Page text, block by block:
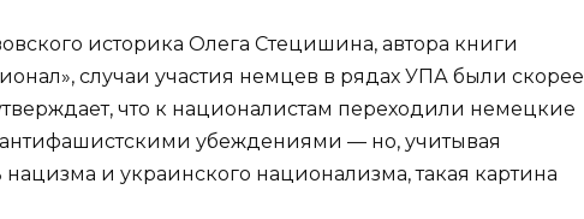
историка Олега Стецишина, автора книги
случаи участия немцев в рядах УПА были скорее
что к националистам переходили немецкие
убеждениями — но, учитывая
и украинского национализма, такая картина